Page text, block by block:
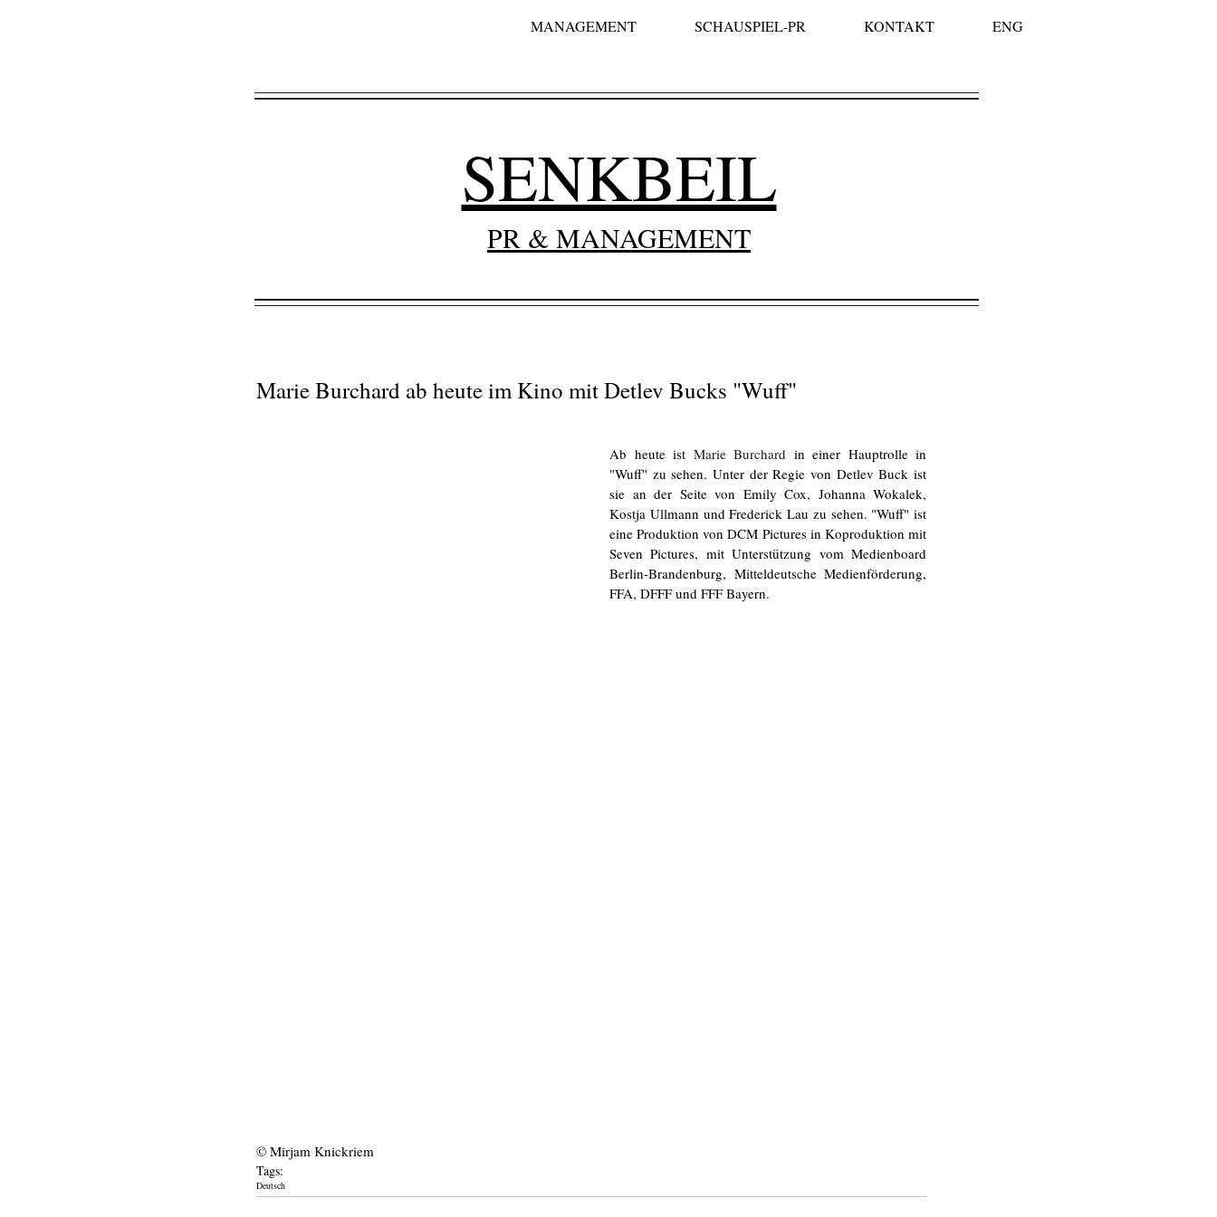
MANAGEMENT SCHAUSPIEL-PR KONTAKT ENG
SENKBEIL
PR & MANAGEMENT
Marie Burchard ab heute im Kino mit Detlev Bucks "Wuff"
Ab heute ist Marie Burchard in einer Hauptrolle in
"Wuff" zu sehen. Unter der Regie von Detlev Buck ist
sie an der Seite von Emily Cox, Johanna Wokalek,
Kostja Ullmann und Frederick Lau zu sehen. "Wuff" ist
eine Produktion von DCM Pictures in Koproduktion mit
Seven Pictures, mit Unterstützung vom Medienboard
Berlin-Brandenburg, Mitteldeutsche Medienförderung,
FFA, DFFF und FFF Bayern.
© Mirjam Knickriem
Tags:
Deutsch